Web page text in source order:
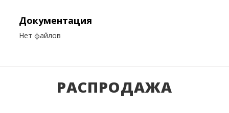
Документация
Нет файлов
РАСПРОДАЖА